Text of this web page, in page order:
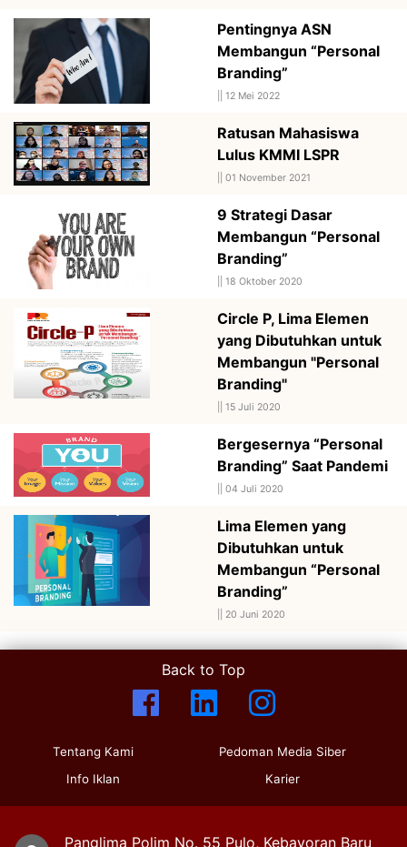
Pentingnya ASN
Membangun “Personal
Branding”
12 Mei 2022
Ratusan Mahasiswa
Lulus KMMI LSPR
01 November 2021
9 Strategi Dasar
Membangun “Personal
Branding”
18 Oktober 2020
Circle P, Lima Elemen
yang Dibutuhkan untuk
Membangun "Personal
Branding"
15 Juli 2020
Bergesernya “Personal
Branding” Saat Pandemi
04 Juli 2020
Lima Elemen yang
Dibutuhkan untuk
Membangun “Personal
Branding”
20 Juni 2020
Back to Top
Tentang Kami
Info Iklan
Pedoman Media Siber
Karier
Panglima Polim No. 55 Pulo, Kebayoran Baru